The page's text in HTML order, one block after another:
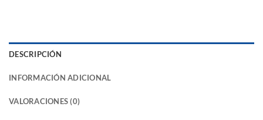
DESCRIPCIÓN
INFORMACIÓN ADICIONAL
VALORACIONES (0)